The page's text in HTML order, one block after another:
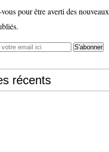
pour être averti des nouveaux
récents